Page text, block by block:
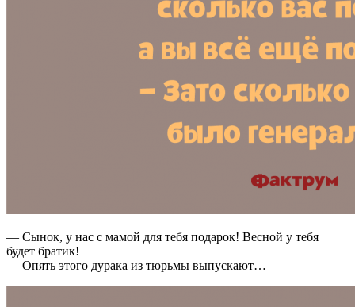
— Сынок, у нас с мамой для тебя подарок! Весной у тебя
будет братик!
— Опять этого дурака из тюрьмы выпускают…